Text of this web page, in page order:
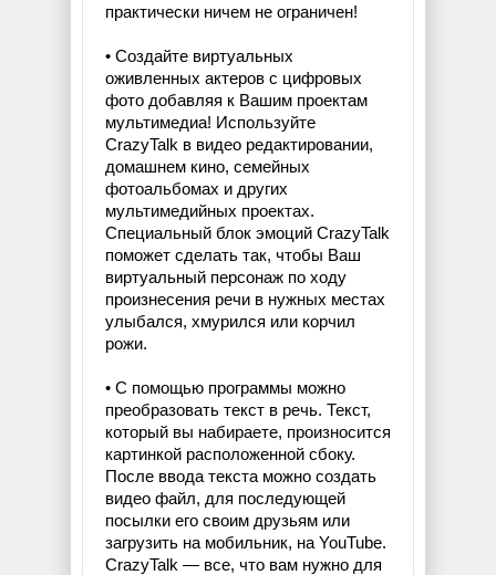
практически ничем не ограничен!
• Создайте виртуальных
оживленных актеров с цифровых
фото добавляя к Вашим проектам
мультимедиа! Используйте
CrazyTalk в видео редактировании,
домашнем кино, семейных
фотоальбомах и других
мультимедийных проектах.
Специальный блок эмоций CrazyTalk
поможет сделать так, чтобы Ваш
виртуальный персонаж по ходу
произнесения речи в нужных местах
улыбался, хмурился или корчил
рожи.
• С помощью программы можно
преобразовать текст в речь. Текст,
который вы набираете, произносится
картинкой расположенной сбоку.
После ввода текста можно создать
видео файл, для последующей
посылки его своим друзьям или
загрузить на мобильник, на YouTube.
CrazyTalk — все, что вам нужно для